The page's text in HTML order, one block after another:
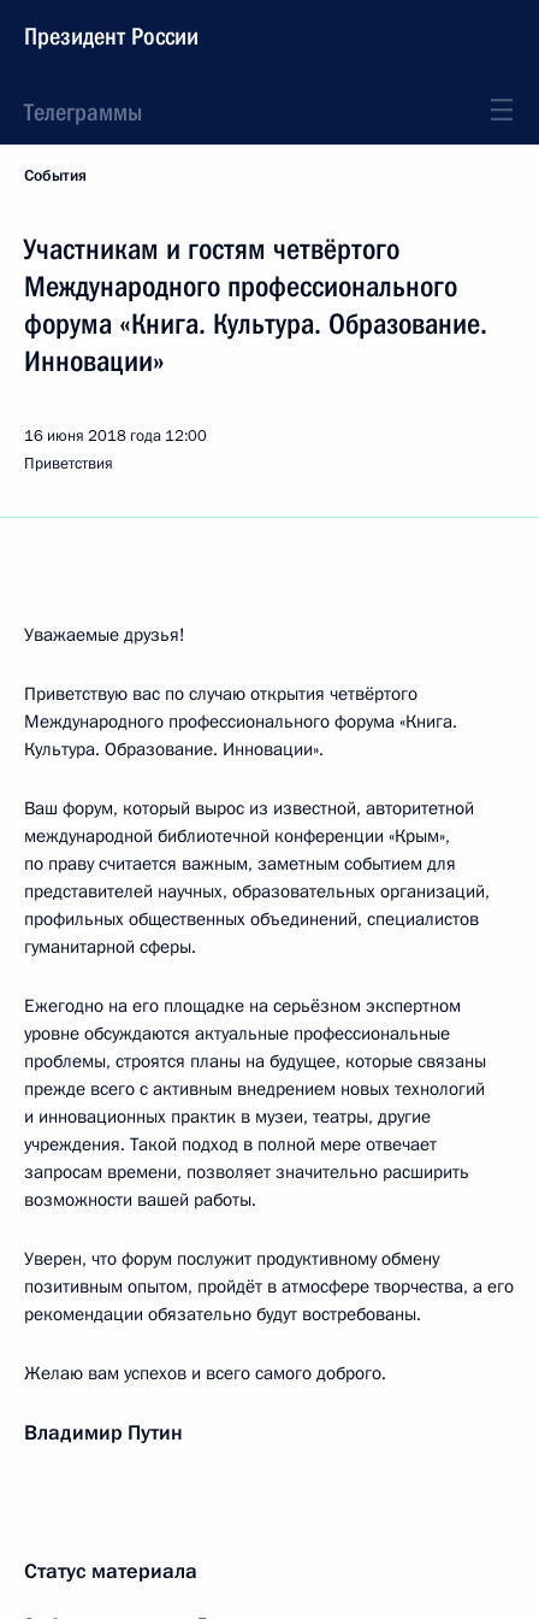
Президент России
Телеграммы
События
Участникам и гостям четвёртого
Международного профессионального
форума «Книга. Культура. Образование.
Инновации»
16 июня 2018 года 12:00
Приветствия
Уважаемые друзья!
Приветствую вас по случаю открытия четвёртого
Международного профессионального форума «Книга.
Культура. Образование. Инновации».
Ваш форум, который вырос из известной, авторитетной
международной библиотечной конференции «Крым»,
по праву считается важным, заметным событием для
представителей научных, образовательных организаций,
профильных общественных объединений, специалистов
гуманитарной сферы.
Ежегодно на его площадке на серьёзном экспертном
уровне обсуждаются актуальные профессиональные
проблемы, строятся планы на будущее, которые связаны
прежде всего с активным внедрением новых технологий
и инновационных практик в музеи, театры, другие
учреждения. Такой подход в полной мере отвечает
запросам времени, позволяет значительно расширить
возможности вашей работы.
Уверен, что форум послужит продуктивному обмену
позитивным опытом, пройдёт в атмосфере творчества, а его
рекомендации обязательно будут востребованы.
Желаю вам успехов и всего самого доброго.
Владимир Путин
Статус материала